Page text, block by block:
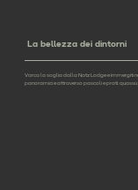
La bellezza dei dintorni
Varca la soglia dalla Natz Lodge e immergiti
panoramici e attraverso pascoli e prati: quassù